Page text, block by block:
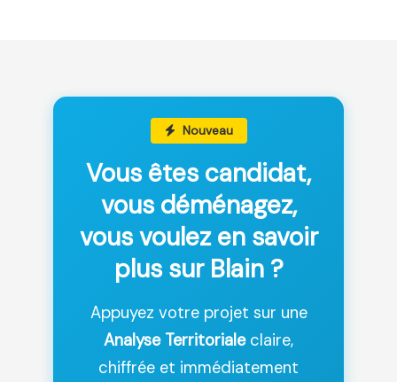
Nouveau
Vous êtes candidat,
vous déménagez,
vous voulez en savoir
plus sur Blain ?
Appuyez votre projet sur une
Analyse Territorialeclaire,
chiffrée et immédiatement